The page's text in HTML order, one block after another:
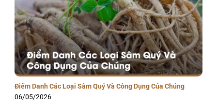
Điểm Danh Các Loại Sâm Quý Và Công Dụng Của Chúng
06/05/2026